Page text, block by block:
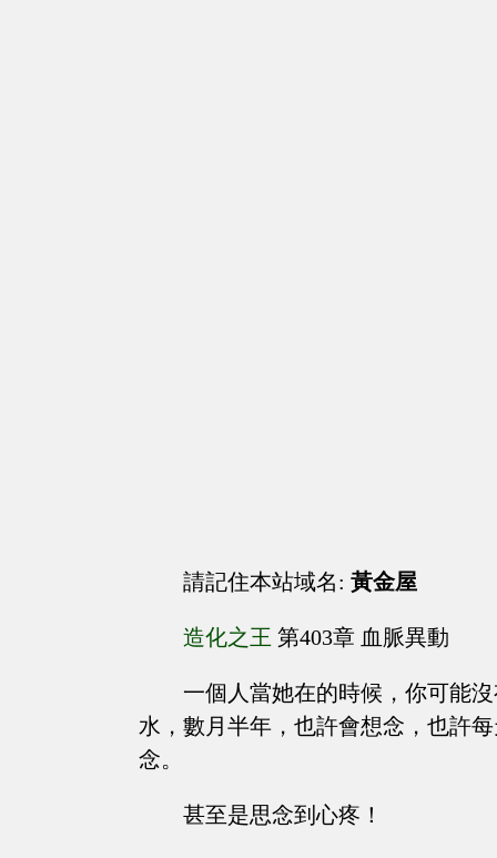
請記住本站域名: 黃金屋
造化之王 第403章 血脈異動
一個人當她在的時候，你可能
水，數月半年，也許會想念，也許
念。
甚至是思念到心疼！